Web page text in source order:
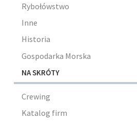
Rybołówstwo
Inne
Historia
Gospodarka Morska
NA SKRÓTY
Crewing
Katalog firm